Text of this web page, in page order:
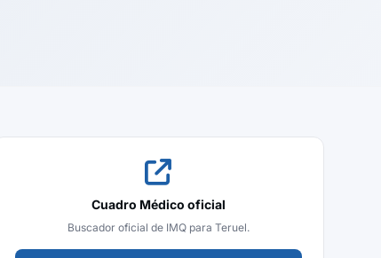
Cuadro Médico oficial
Buscador oficial de IMQ para Teruel.